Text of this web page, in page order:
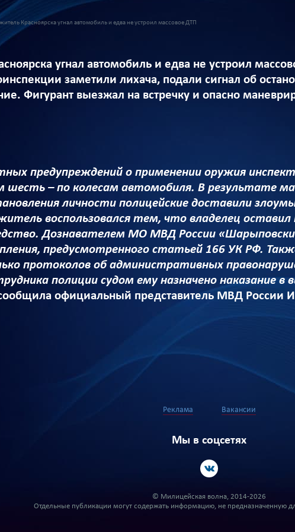
Красноярска угнал автомобиль и едва не устроил массовое ДТП
угнал автомобиль и едва не устроил
заметили лихача, подали сигнал об
Фигурант выезжал на встречку и опасно
предупреждений о применении оружия
шесть – по колесам автомобиля. В результате
личности полицейские доставили
воспользовался тем, что владелец оставил
Дознавателем МО МВД России
предусмотренного статьей 166 УК РФ.
протоколов об административных
полиции судом ему назначено наказание
официальный представитель МВД России
Реклама Вакансии
Мы в соцсетях
© Милицейская волна, 2014-2026
Отдельные публикации могут содержать информацию, не предназначенную